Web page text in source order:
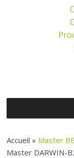
Accueil » Master
Master DARWIN-